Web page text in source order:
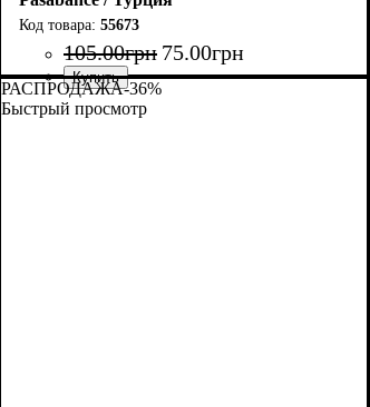
55673
105.00грн 75.00грн
РАСПРОДАЖА-36%
Быстрый просмотр